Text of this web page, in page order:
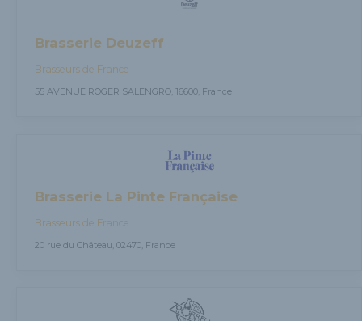
Brasserie Deuzeff
Brasseurs de France
55 AVENUE ROGER SALENGRO, 16600, France
Brasserie La Pinte Française
Brasseurs de France
20 rue du Château, 02470, France